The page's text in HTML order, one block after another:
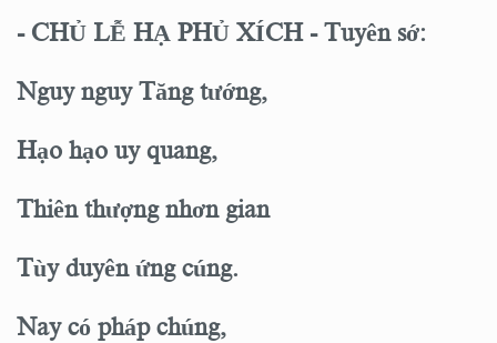
- CHỦ LỄ HẠ PHỦ XÍCH - Tuyên sớ:
Nguy nguy Tăng tướng,
Hạo hạo uy quang,
Thiên thượng nhơn gian
Tùy duyên ứng cúng.
Nay có pháp chúng,